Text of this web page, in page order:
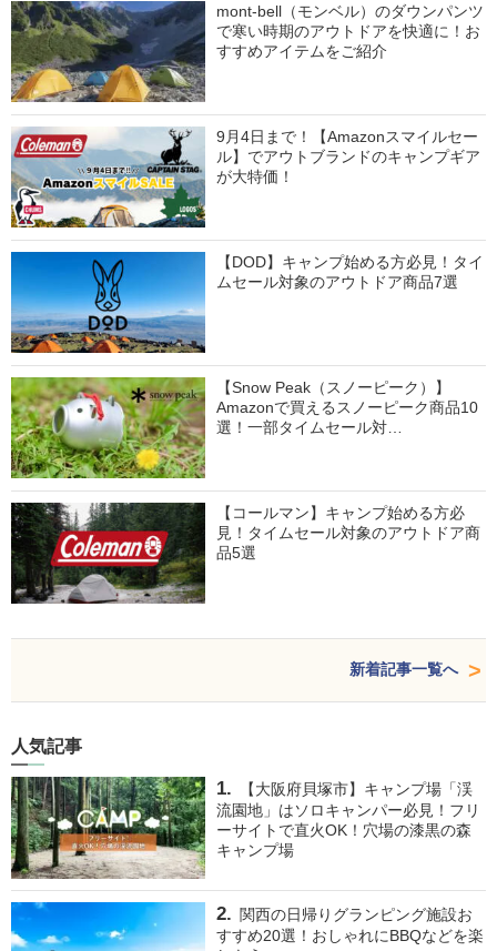
mont-bell（モンベル）のダウンパンツ
で寒い時期のアウトドアを快適に！お
すすめアイテムをご紹介
9月4日まで！【Amazonスマイルセー
ル】でアウトブランドのキャンプギア
が大特価！
【DOD】キャンプ始める方必見！タイ
ムセール対象のアウトドア商品7選
【Snow Peak（スノーピーク）】
Amazonで買えるスノーピーク商品10
選！一部タイムセール対…
【コールマン】キャンプ始める方必
見！タイムセール対象のアウトドア商
品5選
新着記事一覧へ
人気記事
【大阪府貝塚市】キャンプ場「渓
流園地」はソロキャンパー必見！フリ
ーサイトで直火OK！穴場の漆黒の森
キャンプ場
関西の日帰りグランピング施設お
すすめ20選！おしゃれにBBQなどを楽